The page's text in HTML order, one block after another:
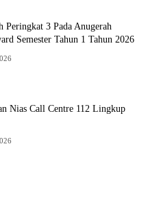
Peringkat 3 Pada Anugerah
Semester Tahun 1 Tahun 2026
Nias Call Centre 112 Lingkup